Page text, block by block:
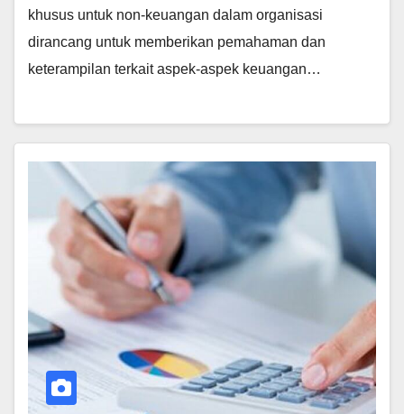
khusus untuk non-keuangan dalam organisasi
dirancang untuk memberikan pemahaman dan
keterampilan terkait aspek-aspek keuangan…